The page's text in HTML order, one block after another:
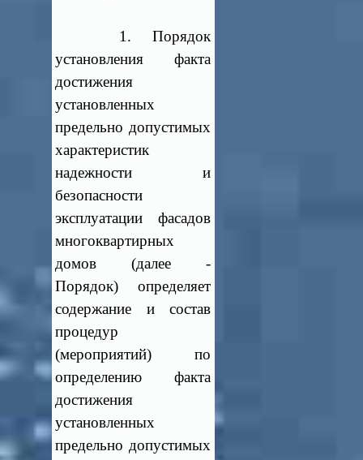
1. Порядок
установления факта
достижения
установленных
предельно допустимых
характеристик
надежности и
безопасности
эксплуатации фасадов
многоквартирных
домов (далее -
Порядок) определяет
содержание и состав
процедур
(мероприятий) по
определению факта
достижения
установленных
предельно допустимых